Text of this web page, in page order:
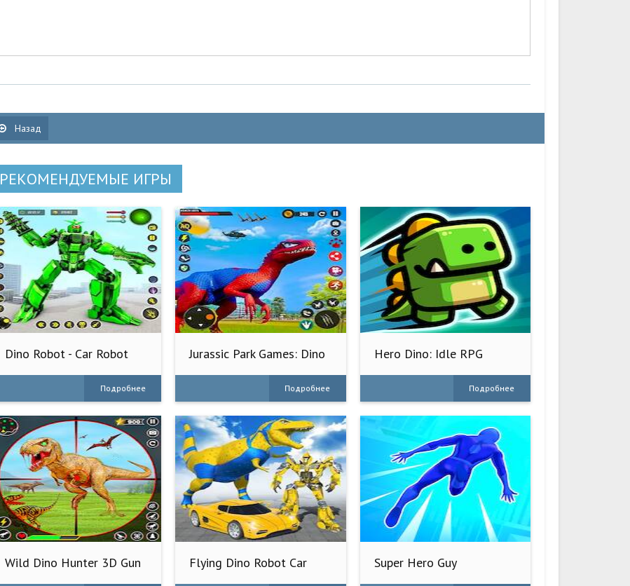
Назад
РЕКОМЕНДУЕМЫЕ ИГРЫ
Dino Robot - Car Robot
Подробнее
Jurassic Park Games: Dino
Подробнее
Hero Dino: Idle RPG
Подробнее
Wild Dino Hunter 3D Gun
Flying Dino Robot Car
Super Hero Guy